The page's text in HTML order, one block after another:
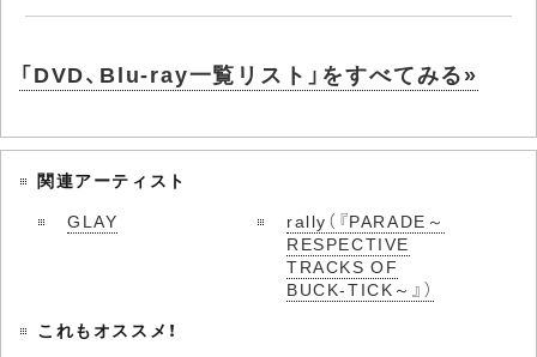
「DVD、Blu-ray一覧リスト」をすべてみる»
関連アーティスト
GLAY
rally（『PARADE～
RESPECTIVE
TRACKS OF
BUCK-TICK～』）
これもオススメ！